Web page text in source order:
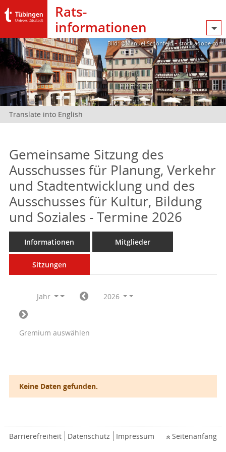
Rats­
informationen
Bild: @Manuel Schönfeld – stock.adobe.com
Translate into English
Gemeinsame Sitzung des
Ausschusses für Planung, Verkehr
und Stadtentwicklung und des
Ausschusses für Kultur, Bildung
und Soziales - Termine 2026
Informationen Mitglieder
Sitzungen
Jahr 2026
Gremium auswählen
Keine Daten gefunden.
Barrierefreiheit Datenschutz Impressum Seitenanfang